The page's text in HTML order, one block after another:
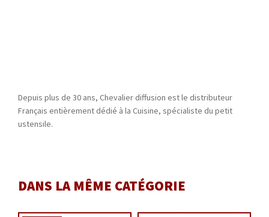
Depuis plus de 30 ans, Chevalier diffusion est le distributeur
Français entièrement dédié à la Cuisine, spécialiste du petit
ustensile.
DANS LA MÊME CATÉGORIE